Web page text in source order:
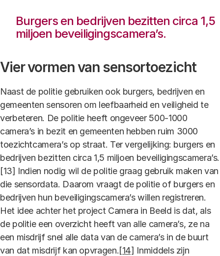
Burgers en bedrijven bezitten circa 1,5
miljoen beveiligingscamera’s.
Vier vormen van sensortoezicht
Naast de politie gebruiken ook burgers, bedrijven en
gemeenten sensoren om leefbaarheid en veiligheid te
verbeteren. De politie heeft ongeveer 500-1000
camera’s in bezit en gemeenten hebben ruim 3000
toezichtcamera’s op straat. Ter vergelijking: burgers en
bedrijven bezitten circa 1,5 miljoen beveiligingscamera’s.
[13] Indien nodig wil de politie graag gebruik maken van
die sensordata. Daarom vraagt de politie of burgers en
bedrijven hun beveiligingscamera’s willen registreren.
Het idee achter het project Camera in Beeld is dat, als
de politie een overzicht heeft van alle camera’s, ze na
een misdrijf snel alle data van de camera’s in de buurt
van dat misdrijf kan opvragen.[14] Inmiddels zijn